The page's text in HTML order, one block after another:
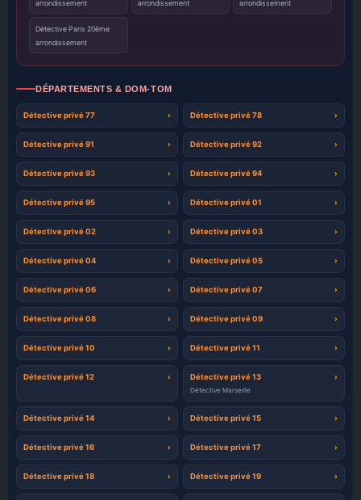
arrondissement
arrondissement
arrondissement
Détective Paris 20ème
arrondissement
DÉPARTEMENTS & DOM-TOM
Détective privé 77 Détective privé 78
Détective privé 91 Détective privé 92
Détective privé 93 Détective privé 94
Détective privé 95 Détective privé 01
Détective privé 02 Détective privé 03
Détective privé 04 Détective privé 05
Détective privé 06 Détective privé 07
Détective privé 08 Détective privé 09
Détective privé 10 Détective privé 11
Détective privé 12 Détective privé 13
Détective Marseille
Détective privé 14 Détective privé 15
Détective privé 16 Détective privé 17
Détective privé 18 Détective privé 19